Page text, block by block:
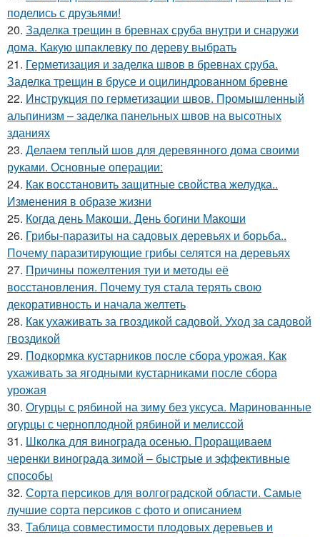
поделись с друзьями!
20. Заделка трещин в бревнах сруба внутри и снаружи
дома. Какую шпаклевку по дереву выбрать
21. Герметизация и заделка швов в бревнах сруба.
Заделка трещин в брусе и оцилиндрованном бревне
22. Инструкция по герметизации швов. Промышленный
альпинизм – заделка панельных швов на высотных
зданиях
23. Делаем теплый шов для деревянного дома своими
руками. Основные операции:
24. Как восстановить защитные свойства желудка..
Изменения в образе жизни
25. Когда день Макоши. День богини Макоши
26. Грибы-паразиты на садовых деревьях и борьба..
Почему паразитирующие грибы селятся на деревьях
27. Причины пожелтения туи и методы её
восстановления. Почему туя стала терять свою
декоративность и начала желтеть
28. Как ухаживать за гвоздикой садовой. Уход за садовой
гвоздикой
29. Подкормка кустарников после сбора урожая. Как
ухаживать за ягодными кустарниками после сбора
урожая
30. Огурцы с рябиной на зиму без уксуса. Маринованные
огурцы с черноплодной рябиной и мелиссой
31. Школка для винограда осенью. Проращиваем
черенки винограда зимой – быстрые и эффективные
способы
32. Сорта персиков для волгоградской области. Самые
лучшие сорта персиков с фото и описанием
33. Таблица совместимости плодовых деревьев и